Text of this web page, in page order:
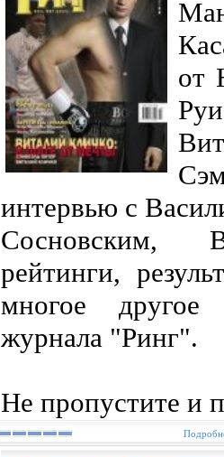
от
интервью с
Сосновским,
рейтинги,
многое
журнала "Ринг".
Не пропустите и